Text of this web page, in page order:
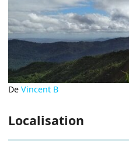
DeVincent B
Localisation